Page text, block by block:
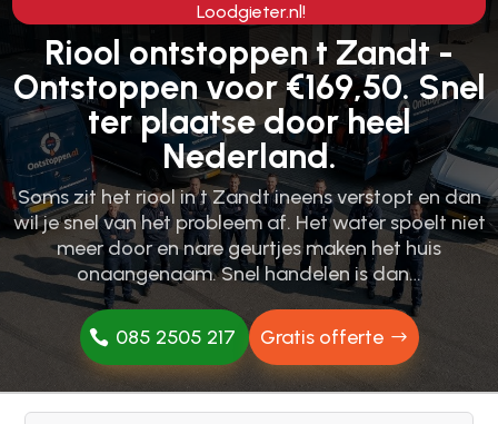
Loodgieter.nl!
Riool ontstoppen t Zandt -
Ontstoppen voor €169,50. Snel
ter plaatse door heel
Nederland.
Soms zit het riool in t Zandt ineens verstopt en dan
wil je snel van het probleem af.​ Het water spoelt niet
meer door en nare geurtjes maken het huis
onaangenaam.​ Snel handelen is dan…
085 2505 217 Gratis offerte